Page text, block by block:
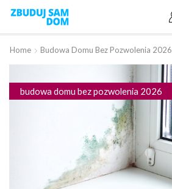
Home Budowa Domu Bez Pozwolenia 2026
budowa domu bez pozwolenia 2026